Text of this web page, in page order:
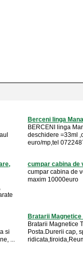
Berceni linga
BERCENI linga
deschidere =33ml
euro/mp,tel
cumpar cabina de
cumpar cabina de
maxim 10000euro
si
...
Bratarii
Bratarii Magnetice
Posta.Durerii cap,